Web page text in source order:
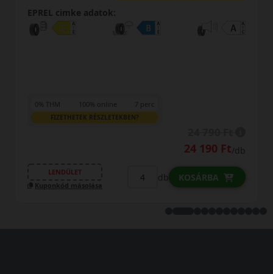
EPREL cimke adatok:
0% THM 100% online 7 perc
FIZETHETEK RÉSZLETEKBEN?
24 190 Ft/db
LENDÜLET
Kuponkód másolása
db KOSÁRBA